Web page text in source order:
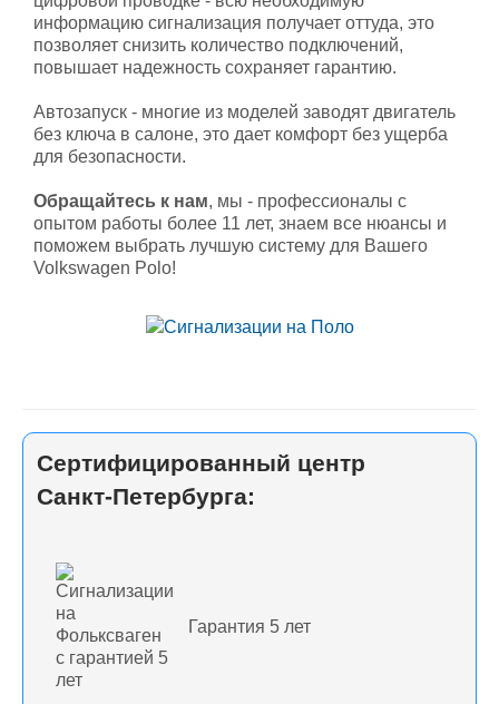
информацию сигнализация получает оттуда, это
позволяет снизить количество подключений,
повышает надежность сохраняет гарантию.
Автозапуск - многие из моделей заводят двигатель
без ключа в салоне, это дает комфорт без ущерба
для безопасности.
Обращайтесь к нам, мы - профессионалы с
опытом работы более 11 лет, знаем все нюансы и
поможем выбрать лучшую систему для Вашего
Volkswagen Polo!
Сертифицированный центр
Санкт-Петербурга:
Гарантия 5 лет